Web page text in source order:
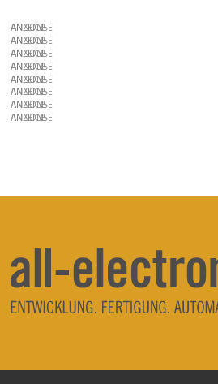
ANZEIGE
ANZEIGE
ANZEIGE
ANZEIGE
ANZEIGE
ANZEIGE
ANZEIGE
ANZEIGE